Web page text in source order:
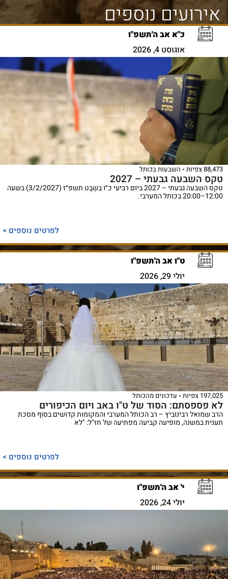
אירועים נוספים
כ"א אב ה'תשפ"ו
אוגוסט 4, 2026
88,473 צפיות השבעות בכותל
טקס השבעה גבעתי – 2027
טקס השבעה גבעתי – 2027 ביום רביעי כ״ו בִּשְׁבָט תשפ״ז (3/2/2027) בשעה
12:00–20:00 בכותל המערבי.
לפרטים נוספים >
ט"ו אב ה'תשפ"ו
יולי 29, 2026
197,025 צפיות עדכונים מהכותל
לא פספסתם: הסוד של ט"ו באב ויום הכיפורים
הרב שמואל רבינוביץ – רב הכותל המערבי והמקומות קדושים בסוף מסכת
תענית במשנה, מופיעה קביעה מפתיעה של חז"ל: "לא
לפרטים נוספים >
י' אב ה'תשפ"ו
יולי 24, 2026